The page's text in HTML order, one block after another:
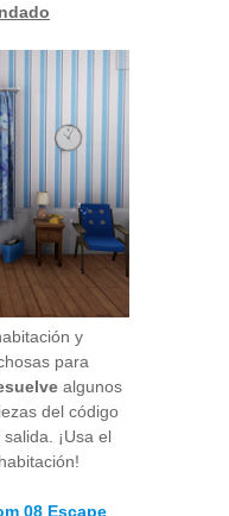
y
para
algunos
del código
¡Usa el
08 Escape